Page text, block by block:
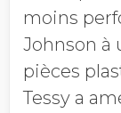
moins
Johnson à
pièces
Tessy a